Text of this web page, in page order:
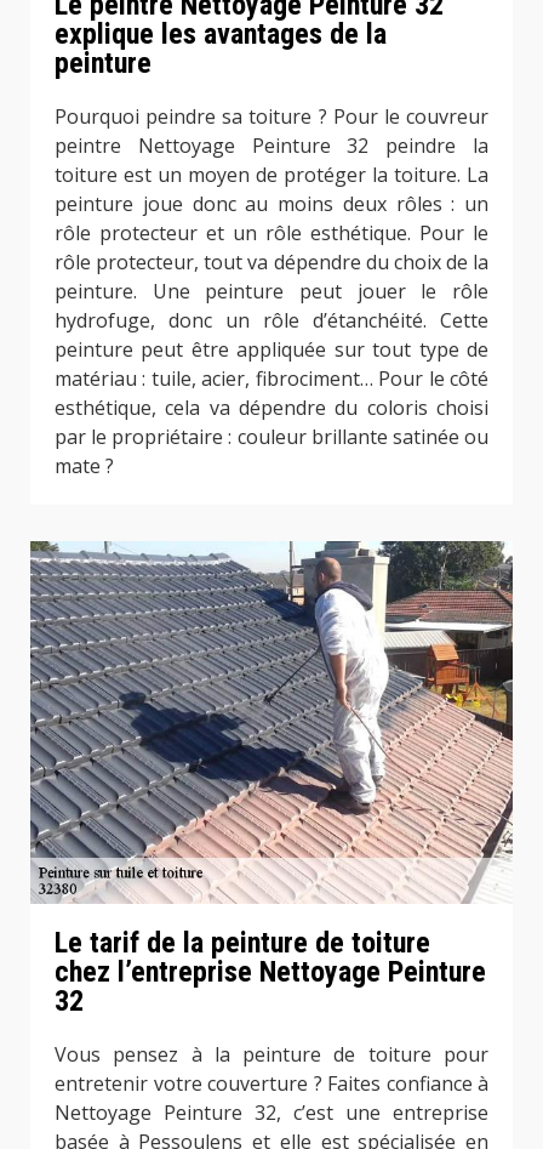
explique les avantages de la
peinture
Pourquoi peindre sa toiture ? Pour le couvreur
peintre Nettoyage Peinture 32 peindre la
toiture est un moyen de protéger la toiture. La
peinture joue donc au moins deux rôles : un
rôle protecteur et un rôle esthétique. Pour le
rôle protecteur, tout va dépendre du choix de la
peinture. Une peinture peut jouer le rôle
hydrofuge, donc un rôle d’étanchéité. Cette
peinture peut être appliquée sur tout type de
matériau : tuile, acier, fibrociment… Pour le côté
esthétique, cela va dépendre du coloris choisi
par le propriétaire : couleur brillante satinée ou
mate ?
Le tarif de la peinture de toiture
chez l’entreprise Nettoyage Peinture
32
Vous pensez à la peinture de toiture pour
entretenir votre couverture ? Faites confiance à
Nettoyage Peinture 32, c’est une entreprise
basée à Pessoulens et elle est spécialisée en